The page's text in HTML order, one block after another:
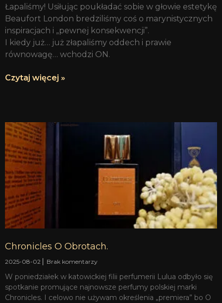
Łapaliśmy! Usiłując poukładać sobie w głowie estetykę
Beaufort London bredziliśmy coś o marynistycznych
inspiracjach i „pewnej konsekwencji”.
I kiedy już… już złapaliśmy oddech i prawie
równowagę… wchodzi ON.
Czytaj więcej »
Chronicles O Obrotach.
2025-08-02 Brak komentarzy
W poniedziałek w katowickiej filii perfumerii Lulua odbyło się
spotkanie promujące najnowsze perfumy polskiej marki
Chronicles. I celowo nie używam określenia „premiera” bo O
o
n
a
t
r
o
n
t
r
o
n
n
a
o
n
a